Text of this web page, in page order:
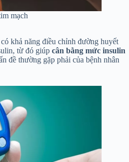
mạch
khả năng điều chỉnh đường huyết
từ đó giúp cân bằng mức insulin
đề thường gặp phải của bệnh nhân